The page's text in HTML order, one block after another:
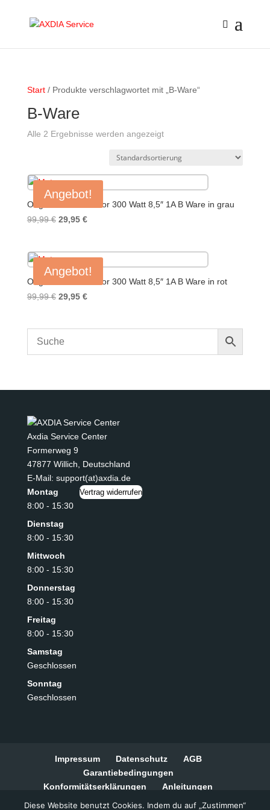
Start/ Produkte verschlagwortet mit „B-Ware“
B-Ware
Alle 2 Ergebnisse werden angezeigt
Angebot!
Original Xiaomi Motor 300 Watt 8,5″ 1A B Ware in grau
99,99€ Ursprünglicher
99,99 €
29,95 €Aktueller
29,95 €.
Angebot!
Original Xiaomi Motor 300 Watt 8,5″ 1A B Ware in rot
99,99€ Ursprünglicher
99,99 €
29,95 €Aktueller
Axdia Service Center
Formerweg 9
47877 Willich, Deutschland
E-Mail: support(at)axdia.de
Montag
8:00 - 15:30
Dienstag
8:00 - 15:30
Mittwoch
8:00 - 15:30
Donnerstag
8:00 - 15:30
Freitag
8:00 - 15:30
Samstag
Geschlossen
Sonntag
Geschlossen
Vertrag widerrufen
Impressum Datenschutz
AGB
Garantiebedingungen
Konformitätserklärungen
Anleitungen
Widerrufsbelehrung
Zahlungsarten
Diese Website benutzt Cookies. Indem du auf „Zustimmen“